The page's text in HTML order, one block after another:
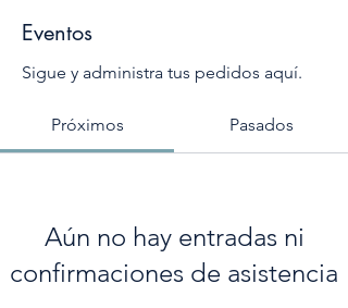
Eventos
Sigue y administra tus pedidos aquí.
Próximos Pasados
Aún no hay entradas ni
confirmaciones de asistencia